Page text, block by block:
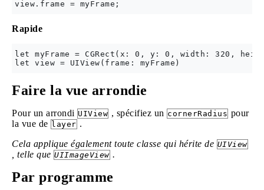
Rapide
let myFrame = CGRect(x: 0, y: 0, width: 320,
Faire la vue arrondie
Pour un arrondi UIView , spécifiez un cornerRadius pour
la vue de layer .
Cela applique également toute classe qui hérite de UIView
, telle que UIImageView .
Par programme